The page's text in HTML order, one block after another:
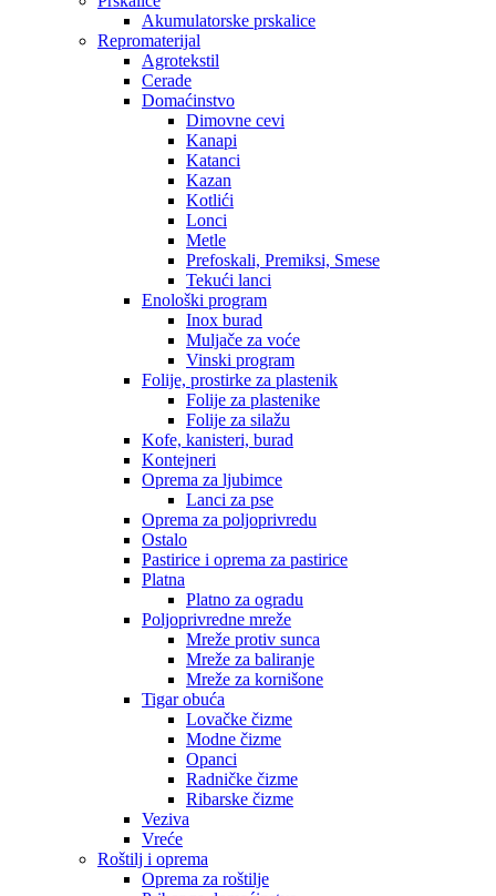
Akumulatorske prskalice
Repromaterijal
Agrotekstil
Cerade
Domaćinstvo
Dimovne cevi
Kanapi
Katanci
Kazan
Kotlići
Lonci
Metle
Prefoskali, Premiksi, Smese
Tekući lanci
Enološki program
Inox burad
Muljače za voće
Vinski program
Folije, prostirke za plastenik
Folije za plastenike
Folije za silažu
Kofe, kanisteri, burad
Kontejneri
Oprema za ljubimce
Lanci za pse
Oprema za poljoprivredu
Ostalo
Pastirice i oprema za pastirice
Platna
Platno za ogradu
Poljoprivredne mreže
Mreže protiv sunca
Mreže za baliranje
Mreže za kornišone
Tigar obuća
Lovačke čizme
Modne čizme
Opanci
Radničke čizme
Ribarske čizme
Veziva
Vreće
Roštilj i oprema
Oprema za roštilje